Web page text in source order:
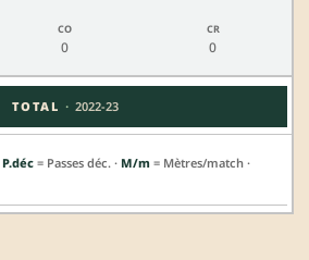
0 0
TOTAL · 2022-23
P.déc = Passes déc. · M/m = Mètres/match ·